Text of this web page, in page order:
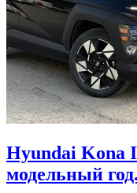
Hyundai Kona
модельный